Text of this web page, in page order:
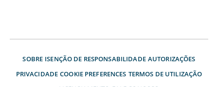
SOBRE ISENÇÃO DE RESPONSABILIDADE AUTORIZAÇÕES
PRIVACIDADE COOKIE PREFERENCES TERMOS DE UTILIZAÇÃO